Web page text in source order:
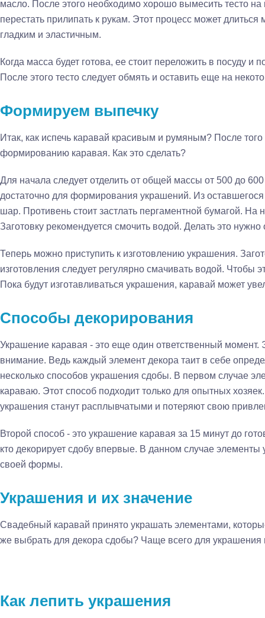
масло. После этого необходимо хорошо вымесить тесто
перестать прилипать к рукам. Этот процесс может длиться
гладким и эластичным.
Когда масса будет готова, ее стоит переложить в посуду и
После этого тесто следует обмять и оставить еще на
Формируем выпечку
Итак, как испечь каравай красивым и румяным? После того
формированию каравая. Как это сделать?
Для начала следует отделить от общей массы от 500 до
достаточно для формирования украшений. Из
шар. Противень стоит застлать пергаментной бумагой. На
Заготовку рекомендуется смочить водой. Делать это нужно
Теперь можно приступить к изготовлению украшения.
изготовления следует регулярно смачивать водой. Чтобы
Пока будут изготавливаться украшения, каравай может
Способы декорирования
Украшение каравая - это еще один ответственный момент.
внимание. Ведь каждый элемент декора таит в себе
несколько способов украшения сдобы. В первом случае
караваю. Этот способ подходит только для опытных
украшения станут расплывчатыми и потеряют свою
Второй способ - это украшение каравая за 15 минут до
кто декорирует сдобу впервые. В данном случае элементы
своей формы.
Украшения и их значение
Свадебный каравай принято украшать элементами,
же выбрать для декора сдобы? Чаще всего для украшения
Как лепить украшения